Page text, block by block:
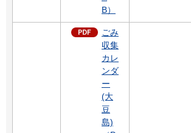
B）
ごみ
収集
カレ
ンダ
ー
(大
豆
島)